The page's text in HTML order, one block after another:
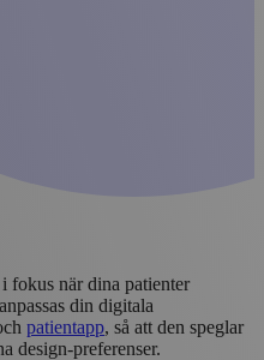
fokus när dina patienter
din digitala
patientapp, så att den speglar
design-preferenser.